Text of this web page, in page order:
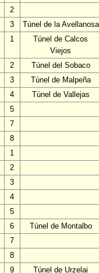
2
3
Túnel de la Avellanosa
1
Túnel de Calcos
Viejos
2
Túnel del Sobaco
3
Túnel de Malpeña
4
Túnel de Vallejas
5
7
8
1
2
3
4
5
6
Túnel de Montalbo
7
8
9 Túnel de Urzelai